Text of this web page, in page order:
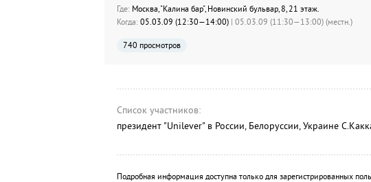
Где:Москва, "Калина бар", Новинский бульвар, 8, 21 этаж.
Когда:05.03.09 (12:30—14:00) | 05.03.09 (11:30—13:00) (местн.)
740 просмотров
Список участников:
президент "Unilever" в России, Белоруссии, Украине
Подробная информация доступна только для зарегистрированных